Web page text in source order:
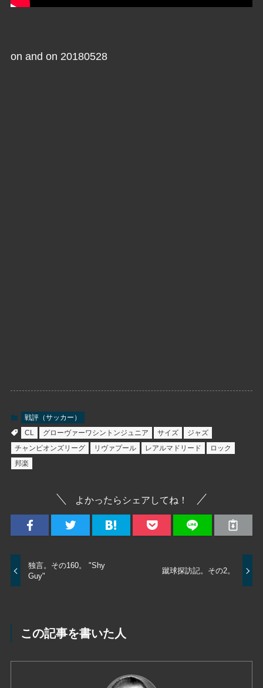
on and on 20180528
戦評（サッカー）
CL
グローヴァーワシントンジュニア サイズ
ジャズ
チャンピオンズリーグ
リヴァプール レアルマドリード
ロック
邦楽
よかったらシェアしてね！
独言。その160。 "Shy
Guy"
蹴球探訪記。その2。
この記事を書いた人